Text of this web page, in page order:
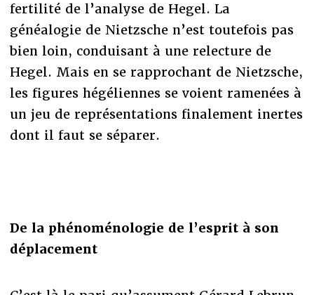
fertilité de l’analyse de Hegel. La
généalogie de Nietzsche n’est toutefois pas
bien loin, conduisant à une relecture de
Hegel. Mais en se rapprochant de Nietzsche,
les figures hégéliennes se voient ramenées à
un jeu de représentations finalement inertes
dont il faut se séparer.
De la phénoménologie de l’esprit à son
déplacement